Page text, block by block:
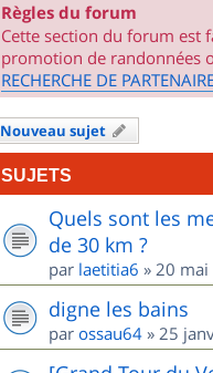
Règles du forum
Cette section du forum est
promotion de randonnées
RECHERCHE DE
Nouveau sujet
SUJETS
Quels sont les
de 30 km ?
par laetitia6 » 20 mai
digne les bains
par ossau64 » 25